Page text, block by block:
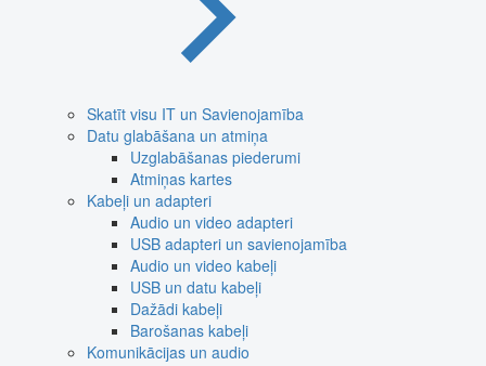
Skatīt visu IT un Savienojamība
Datu glabāšana un atmiņa
Uzglabāšanas piederumi
Atmiņas kartes
Kabeļi un adapteri
Audio un video adapteri
USB adapteri un savienojamība
Audio un video kabeļi
USB un datu kabeļi
Dažādi kabeļi
Barošanas kabeļi
Komunikācijas un audio